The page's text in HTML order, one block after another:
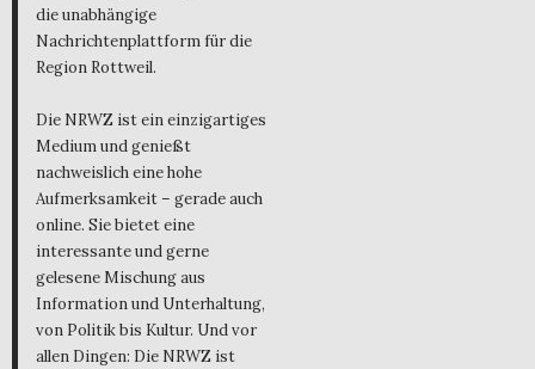
die unabhängige
Nachrichtenplattform für die
Region Rottweil.
Die NRWZ ist ein einzigartiges
Medium und genießt
nachweislich eine hohe
Aufmerksamkeit – gerade auch
online. Sie bietet eine
interessante und gerne
gelesene Mischung aus
Information und Unterhaltung,
von Politik bis Kultur. Und vor
allen Dingen: Die NRWZ ist